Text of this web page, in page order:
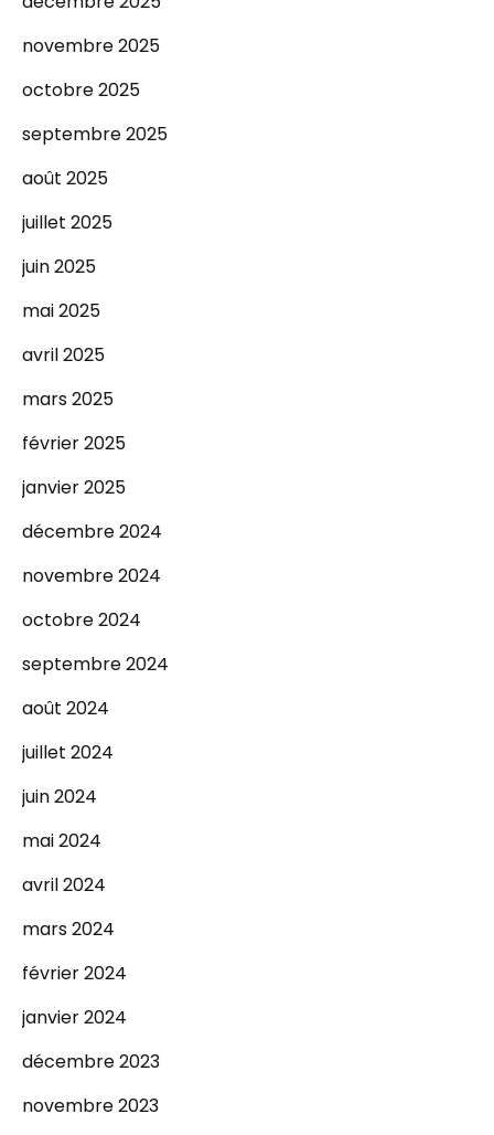
novembre 2025
octobre 2025
septembre 2025
août 2025
juillet 2025
juin 2025
mai 2025
avril 2025
mars 2025
février 2025
janvier 2025
décembre 2024
novembre 2024
octobre 2024
septembre 2024
août 2024
juillet 2024
juin 2024
mai 2024
avril 2024
mars 2024
février 2024
janvier 2024
décembre 2023
novembre 2023